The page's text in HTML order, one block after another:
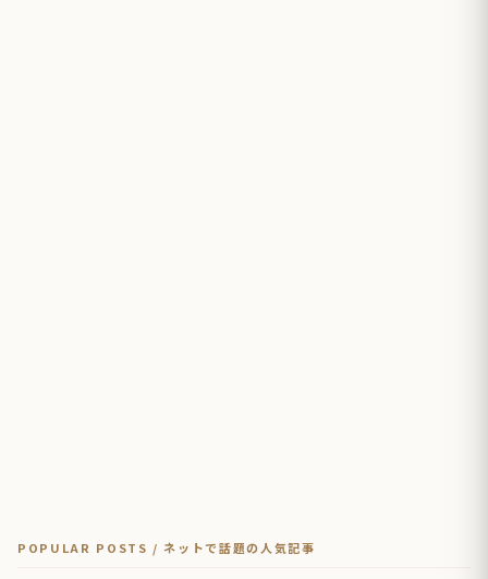
POPULAR POSTS / ネットで話題の人気記事